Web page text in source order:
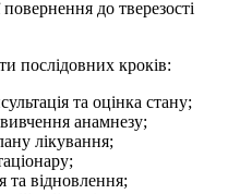
повернення до тверезості
послідовних кроків:
та оцінка стану;
анамнезу;
лікування;
та відновлення;